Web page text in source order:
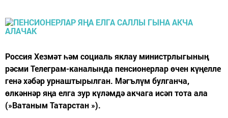
Россия Хезмәт һәм социаль яклау министрлыгының
рәсми Телеграм-каналында пенсионерлар өчен күңелле
генә хәбәр урнаштырылган. Мәгълүм булганча,
өлкәннәр яңа елга зур күләмдә акчага исәп тота ала
(»Ватаным Татарстан »).